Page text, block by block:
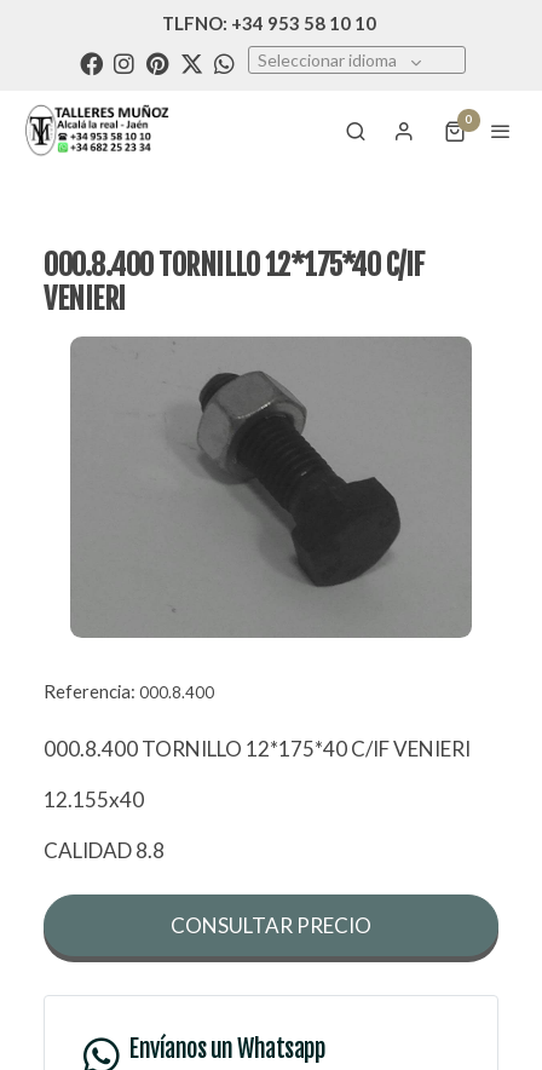
TLFNO: +34 953 58 10 10
Seleccionar idioma
0
000.8.400 TORNILLO 12*175*40 C/IF
VENIERI
Referencia: 000.8.400
000.8.400 TORNILLO 12*175*40 C/IF VENIERI
12.155x40
CALIDAD 8.8
CONSULTAR PRECIO
Envíanos un Whatsapp